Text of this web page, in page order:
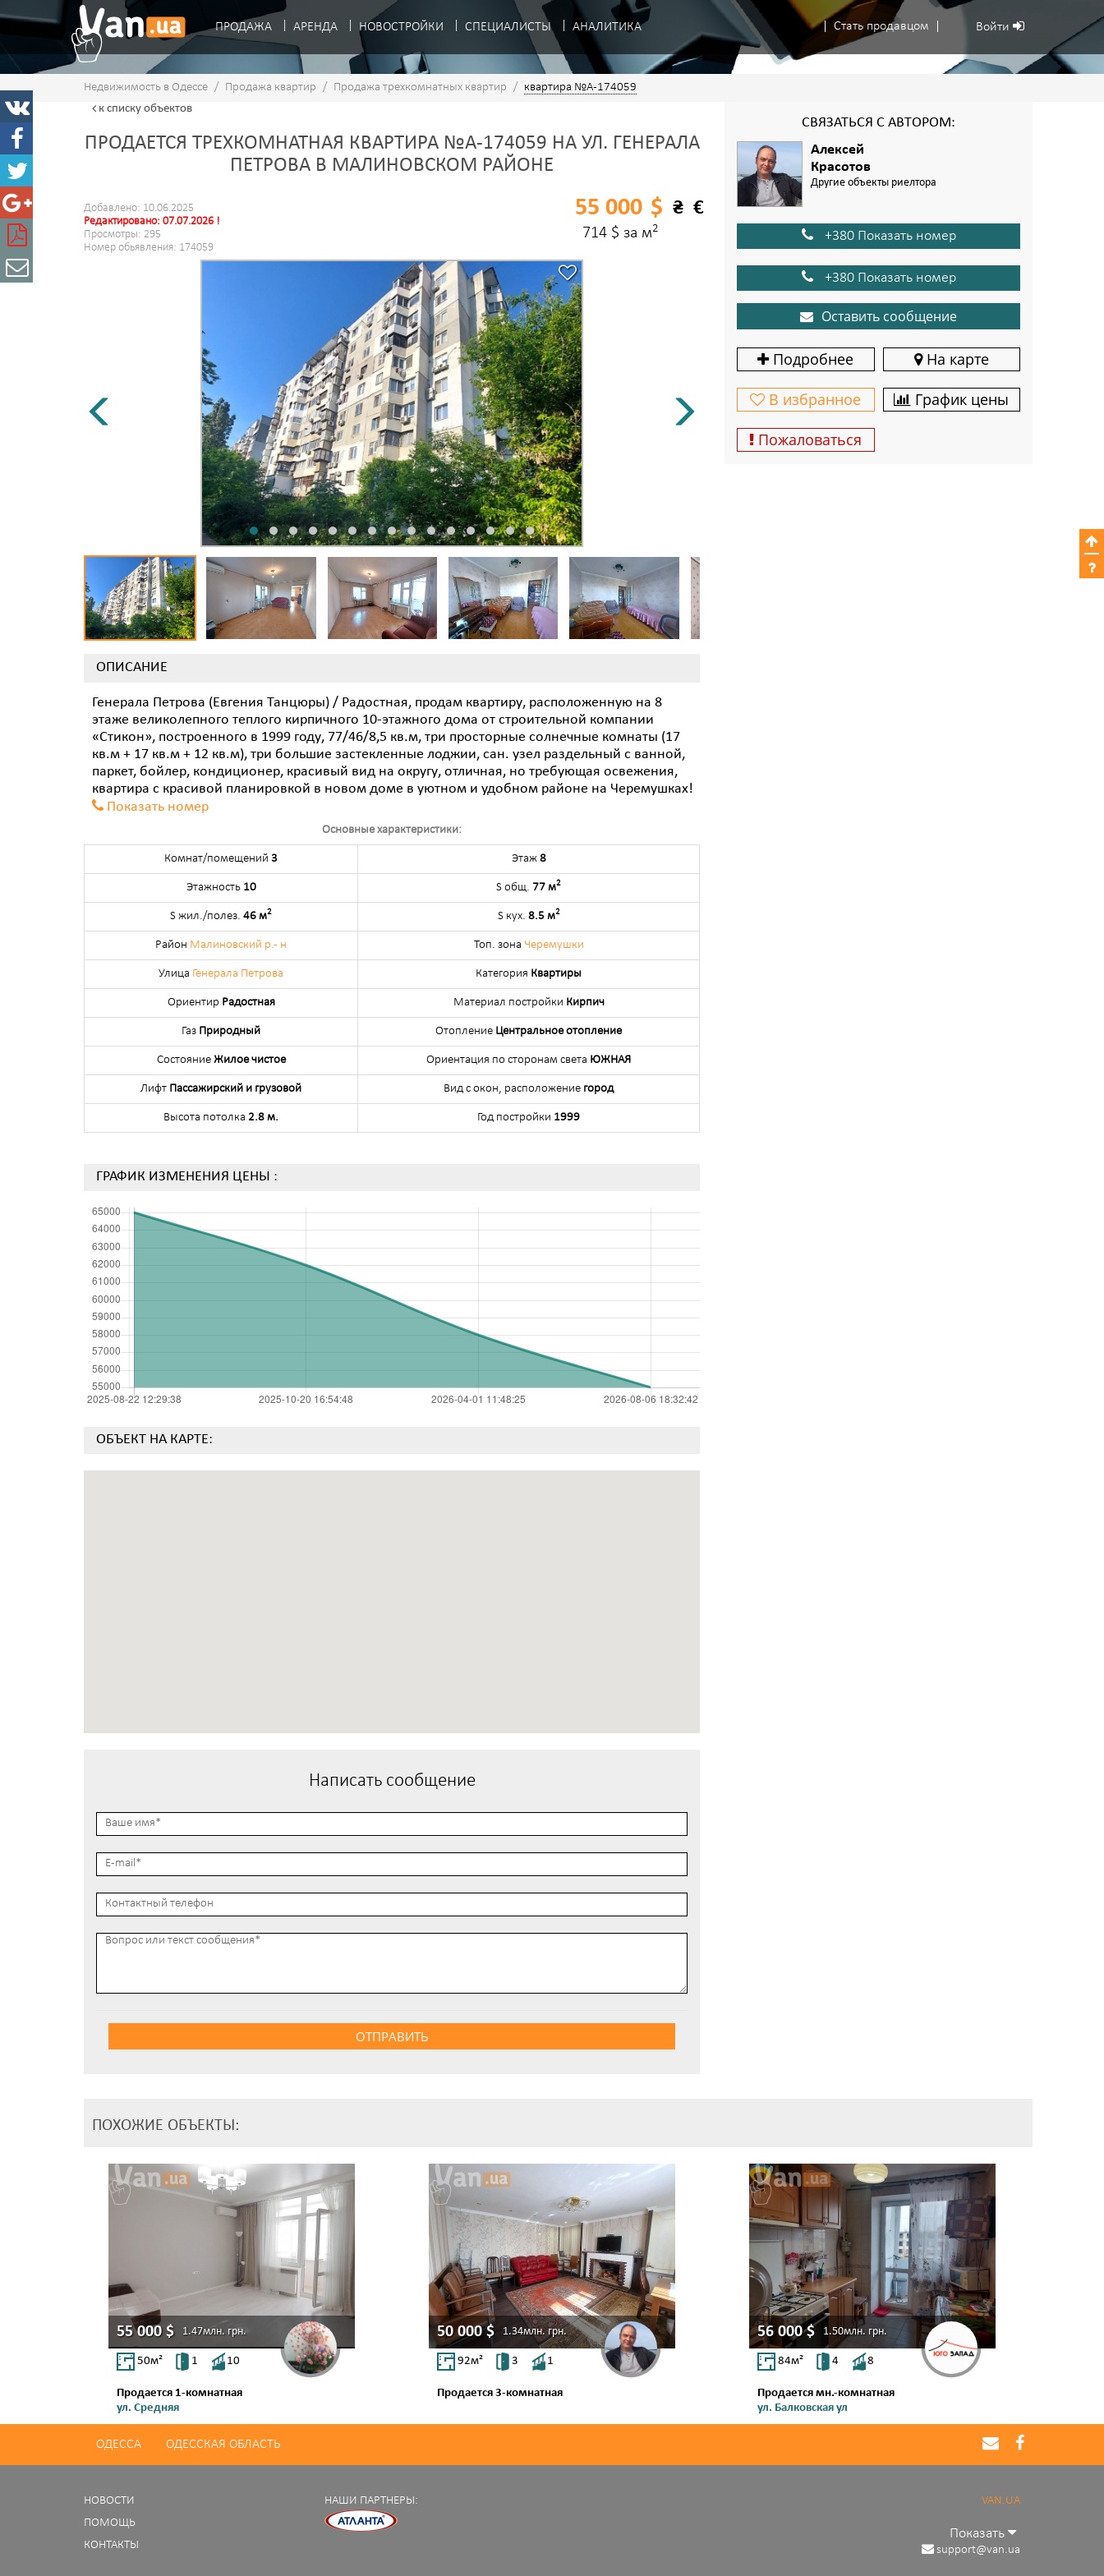
Стать продавцом Войти
ПРОДАЖА АРЕНДА НОВОСТРОЙКИ СПЕЦИАЛИСТЫ АНАЛИТИКА
Недвижимость в Одессе / Продажа квартир / Продажа трехкомнатных квартир / квартира №A-174059
к спискуобъектов
ПРОДАЕТСЯ ТРЕХКОМНАТНАЯ КВАРТИРА №A-174059 НА УЛ. ГЕНЕРАЛА
ПЕТРОВА В МАЛИНОВСКОМ РАЙОНЕ
Добавлено: 10.06.2025
Редактировано: 07.07.2026 !
Просмотры: 295
Номер обьявления: 174059
$ ₴ €
55 000
714 $ за м2
ОПИСАНИЕ
Генерала Петрова (Евгения Танцюры) / Радостная, продам квартиру, расположенную на 8
этаже великолепного теплого кирпичного 10-этажного дома от строительной компании
«Стикон», построенного в 1999 году, 77/46/8,5 кв.м, три просторные солнечные комнаты (17
кв.м + 17 кв.м + 12 кв.м), три большие застекленные лоджии, сан. узел раздельный с ванной,
паркет, бойлер, кондиционер, красивый вид на округу, отличная, но требующая освежения,
квартира с красивой планировкой в новом доме в уютном и удобном районе на Черемушках!
Показать номер
Основные характеристики:
Комнат/помещений 3 Этаж 8
Этажность 10 S общ. 77 м2
S жил./полез. 46 м2 S кух. 8.5 м2
Район Малиновский р.- н Топ. зона Черемушки
Улица Генерала Петрова Категория Квартиры
Ориентир Радостная Материал постройки Кирпич
Газ Природный Отопление Центральное отопление
Состояние Жилое чистое Ориентация по сторонам света ЮЖНАЯ
Лифт Пассажирский и грузовой Вид с окон, расположение город
Высота потолка 2.8 м. Год постройки 1999
ГРАФИК ИЗМЕНЕНИЯ ЦЕНЫ :
ОБЪЕКТ НА КАРТЕ:
Написать сообщение
ОТПРАВИТЬ
СВЯЗАТЬСЯ С АВТОРОМ:
Алексей
Красотов
Другие объекты риелтора
+380 Показать номер
+380 Показать номер
Оставить сообщение
Подробнее На карте
В избранное График цены
Пожаловаться
ПОХОЖИЕ ОБЪЕКТЫ:
55 000$ 1.47млн. грн.
50м² 1 10
Продается 1-комнатная
ул. Средняя
50 000$ 1.34млн.грн.
92м² 3 1
Продается 3-комнатная
56 000$ 1.50млн. грн.
84м² 4 8
Продается мн.-комнатная
ул. Балковская ул
ОДЕССА ОДЕССКАЯ ОБЛАСТЬ
НОВОСТИ
ПОМОЩЬ
КОНТАКТЫ
НАШИ ПАРТНЕРЫ: VAN.UA
Показать
support@van.ua